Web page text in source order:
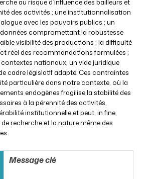
au risque d’influence des bailleurs et
des activités ; une institutionnalisation
avec les pouvoirs publics ; un
compromettant la robustesse
visibilité des productions ; la difficulté
réel des recommandations formulées ;
nationaux, un vide juridique
cadre législatif adapté. Ces contraintes
particulière dans notre contexte, où la
endogènes fragilise la stabilité des
à la pérennité des activités,
institutionnelle et peut, in fine,
de recherche et la nature même des
Message clé